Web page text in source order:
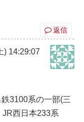
返信
) 14:29:07
3100系の一部(三
西日本233系